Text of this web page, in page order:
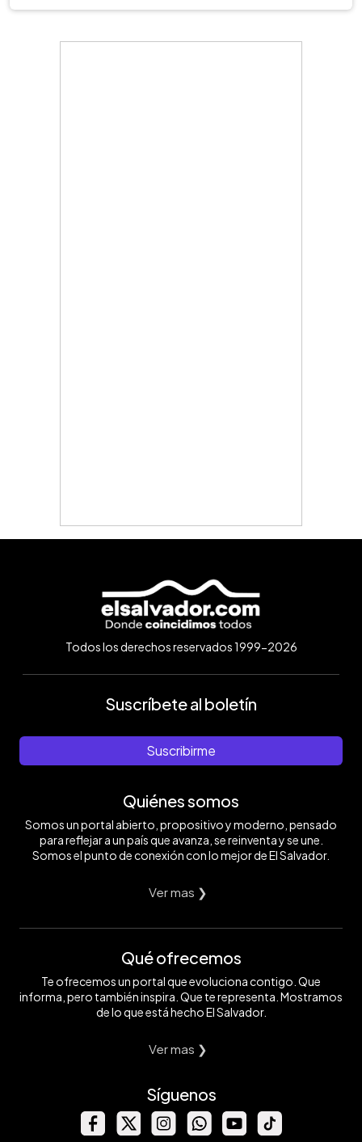
Todos los derechos reservados 1999-2026
Suscríbete al boletín
Suscribirme
Quiénes somos
Somos un portal abierto, propositivo y moderno, pensado
para reflejar a un país que avanza, se reinventa y se une.
Somos el punto de conexión con lo mejor de El Salvador.
Ver mas ❯
Qué ofrecemos
Te ofrecemos un portal que evoluciona contigo. Que
informa, pero también inspira. Que te representa. Mostramos
de lo que está hecho El Salvador.
Ver mas ❯
Síguenos